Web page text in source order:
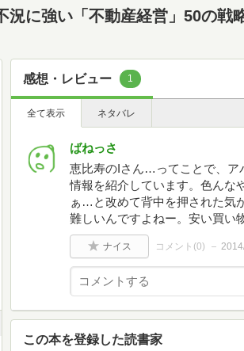
況に強い「不動産経営」50の戦
感想・レビュー 1
全て表示 ネタバレ
ばねっさ
恵比寿のIさん…ってことで、ア
情報を紹介しています。色んな
ぁ…と改めて背中を押された気
難しいんですよねー。安い買い
ナイス コメント(0)
この本を登録した読書家